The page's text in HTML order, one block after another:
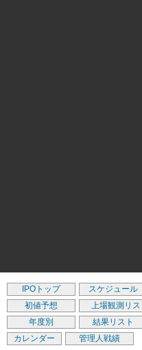
IPOトップ スケジュール
初値予想
上場観測リス
年度別
結果リスト
カレンダー
管理人戦績